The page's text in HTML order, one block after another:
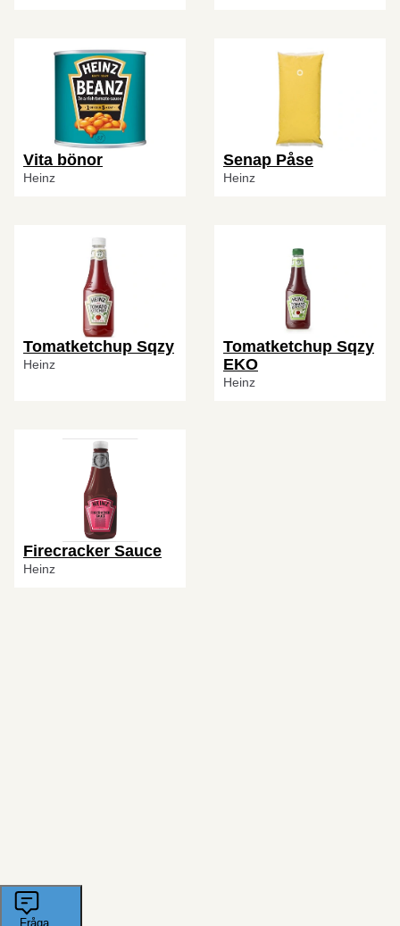
Vita bönor
Heinz
Senap Påse
Heinz
Tomatketchup Sqzy
Heinz
Tomatketchup Sqzy
EKO
Heinz
Firecracker Sauce
Heinz